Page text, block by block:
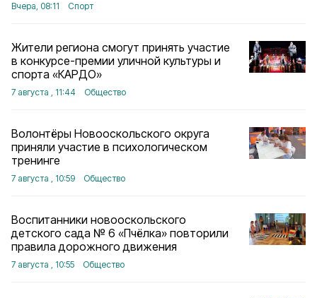
Вчера, 08:11 Спорт
Жители региона смогут принять участие
в конкурсе-премии уличной культуры и
спорта «КАРДО»
7 августа , 11:44 Общество
Волонтёры Новооскольского округа
приняли участие в психологическом
тренинге
7 августа , 10:59 Общество
Воспитанники новооскольского
детского сада № 6 «Пчёлка» повторили
правила дорожного движения
7 августа , 10:55 Общество